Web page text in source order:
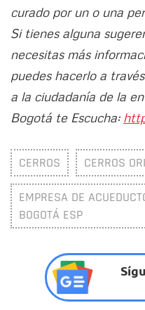
curado por un o una
Si tienes alguna
necesitas más
puedes hacerlo a
a la ciudadanía de la
Bogotá te Escucha:
CERROS CERROS
EMPRESA DE
BOGOTÁ ESP